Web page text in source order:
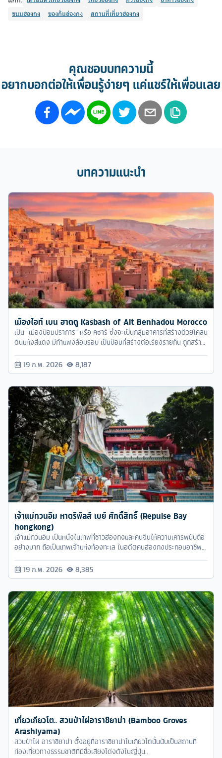
ขนมฮ่องกง
ของกินฮ่องกง สถานที่เที่ยวฮ่องกง
คุณชอบบทความนี้
อยากบอกต่อให้เพื่อนรู้ง่ายๆ แค่แชร์ให้เพื่อนเลย
บทความแนะนำ
เมืองไอท์ เบน ฮาดดู Kasbash of Ait Benhadou Morocco
เป็น “เมืองป้อมปราการ” หรือ คซาร์ ซึ่งจะเป็นกลุ่มอาคารที่สร้างด้วยโคลน
ดินแห้งสีแดง มีกำแพงล้อมรอบ เป็นป้อมที่สร้างต่อเรียงรายกัน ถูกสร้าง
19 ก.พ. 2026 8,187
เจ้าแม่กวนอิม หาดรีพัลส์ เบย์ ศักดิ์สิทธิ์ (Repulse Bay
hongkong)
เจ้าแม่กวนอิม เป็นหนึ่งในเทพที่ชาวฮ่องกงและคนจีนให้ความเคารพนับถือ
อย่างมาก ถือเป็นเทพเจ้าแห่งท้องทะเล ในอดีตคนฮ่องกงประกอบอาชีพ
19 ก.พ. 2026 8,385
เที่ยวเกียวโต.. สวนป่าไผ่อาราชิยาม่า (Bamboo Groves
Arashiyama)
สวนป่าไผ่ อาราชิยาม่า ตั้งอยู่ที่อาราชิยาม่าในเกียวโตนั้นนับเป็นสถานที่
ท่องเที่ยวทางธรรมชาติที่มีชื่อเสียงโด่งดังในญี่ปุ่น..